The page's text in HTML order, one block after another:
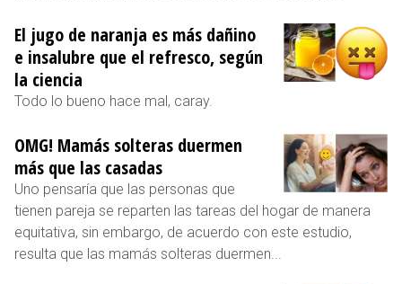
El jugo de naranja es más dañino
e insalubre que el refresco, según
la ciencia
Todo lo bueno hace mal, caray.
OMG! Mamás solteras duermen
más que las casadas
Uno pensaría que las personas que
tienen pareja se reparten las tareas del hogar de manera
equitativa, sin embargo, de acuerdo con este estudio,
resulta que las mamás solteras duermen...